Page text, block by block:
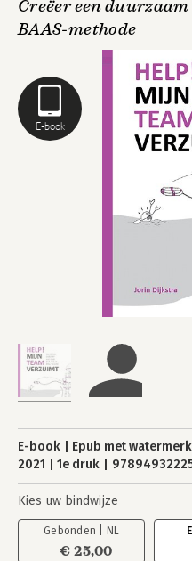
E-book
Creëer een
BAAS-methode
E-book Epub met
2021
1e druk
Kies uw bindwijze
Gebonden | NL
€ 25,00